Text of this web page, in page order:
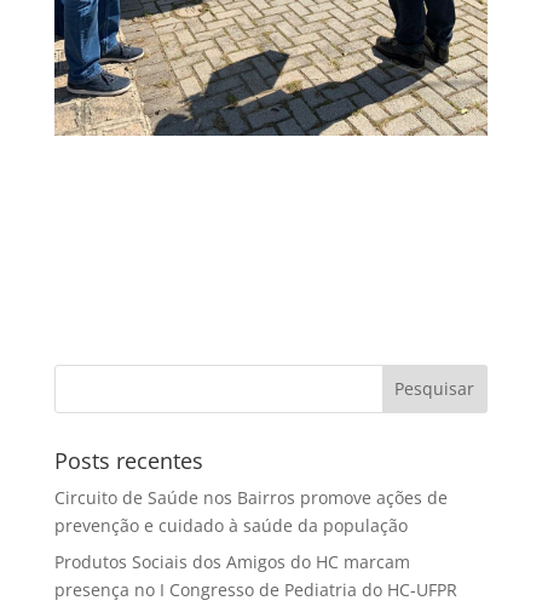
Posts recentes
Circuito de Saúde nos Bairros promove ações de
prevenção e cuidado à saúde da população
Produtos Sociais dos Amigos do HC marcam
presença no I Congresso de Pediatria do HC-UFPR